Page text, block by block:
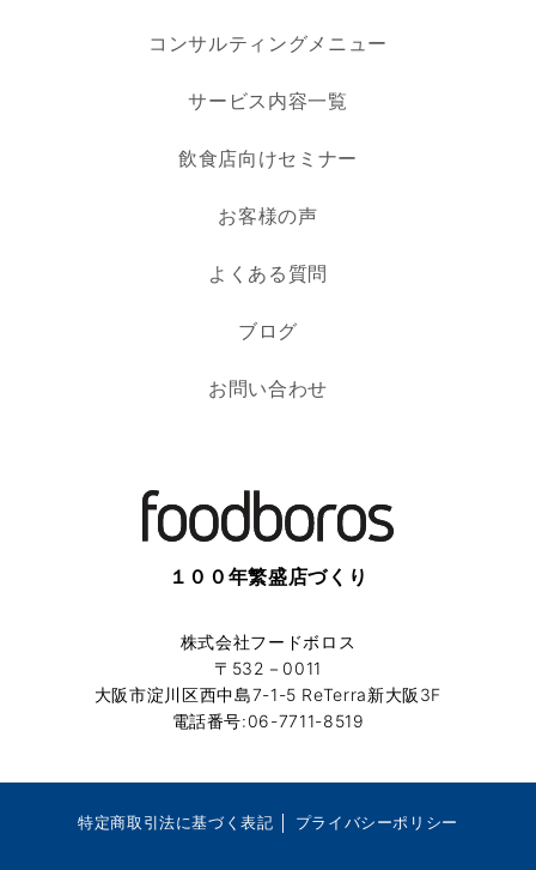
コンサルティングメニュー
サービス内容一覧
飲食店向けセミナー
お客様の声
よくある質問
ブログ
お問い合わせ
１００年繁盛店づくり
株式会社フードボロス
〒532－0011
大阪市淀川区西中島7-1-5 ReTerra新大阪3F
電話番号:06-7711-8519
特定商取引法に基づく表記 プライバシーポリシー